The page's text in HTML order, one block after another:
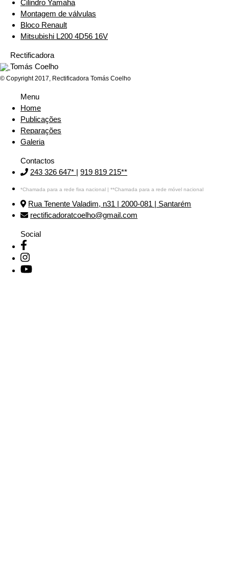
Cilindro Yamaha
Montagem de válvulas
Bloco Renault
Mitsubishi L200 4D56 16V
Rectificadora
Tomás Coelho
© Copyright 2017, Rectificadora Tomás Coelho
Menu
Home
Publicações
Reparações
Galeria
Contactos
243 326 647* | 919 819 215**
*Chamada para a rede fixa nacional | **Chamada para a rede móvel nacional
Rua Tenente Valadim, n31 | 2000-081 | Santarém
rectificadoratcoelho@gmail.com
Social